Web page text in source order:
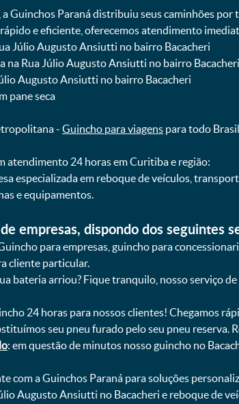
, a Guinchos Paraná distribuiu seus caminhões
e eficiente, oferecemos atendimento
Júlio Augusto Ansiutti no bairro Bacacheri
na Rua Júlio Augusto Ansiutti no bairro Bacacheri
Júlio Augusto Ansiutti no bairro Bacacheri
pane seca
-Guincho para viagens para todo Brasil
atendimento 24 horas em Curitiba e região:
especializada em reboque de veículos,
e equipamentos.
empresas, dispondo dos seguintes
para empresas, guincho para
cliente particular.
bateria arriou? Fique tranquilo, nosso serviço
24 horas para nossos clientes! Chegamos
seu pneu furado pelo seu pneu reserva.
: em questão de minutos nosso guincho no
com a Guinchos Paraná para soluções
Augusto Ansiutti no Bacacheri e reboque de